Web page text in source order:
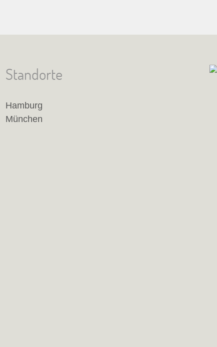
Standorte
Hamburg
München